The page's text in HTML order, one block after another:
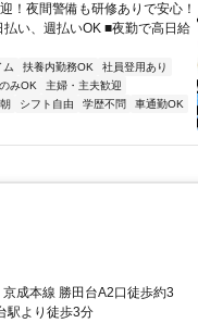
夜間警備も研修ありで安心！
い、週払いOK ■夜勤で高日給
ム 扶養内勤務OK
社員登用あり
みOK
主婦・主夫歓迎
シフト自由 学歴不問
車通勤OK
成本線 勝田台A2口徒歩約3
駅より徒歩3分